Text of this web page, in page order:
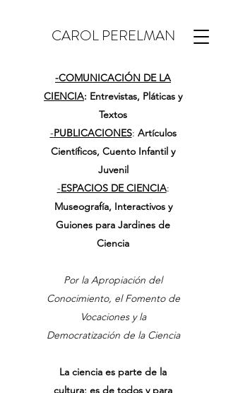
CAROL PERELMAN
-COMUNICACIÓN DE LA
CIENCIA: Entrevistas, Pláticas y
Textos
-PUBLICACIONES: Artículos
Científicos, Cuento Infantil y
Juvenil
-ESPACIOS DE CIENCIA:
Museografía, Interactivos y
Guiones para Jardines de
Ciencia
Por la Apropiación del
Conocimiento, el Fomento de
Vocaciones y la
Democratización de la Ciencia
La ciencia es parte de la
cultura; es de todos y para